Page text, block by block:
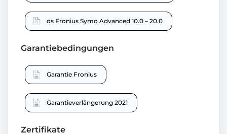
ds Fronius Symo Advanced 10.0 – 20.0
Garantiebedingungen
Garantie Fronius
Garantieverlängerung 2021
Zertifikate